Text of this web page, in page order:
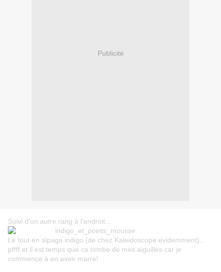
Publicité
Suivi d'un autre rang à l'endroit...
Le tout en alpaga indigo (de chez Kaleidoscope evidemment)...
pffff et il est temps que ca tombe de mes aiguilles car je
commence à en avoir marre!